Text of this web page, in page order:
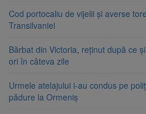
Cod portocaliu de vijelii și averse
Transilvaniei
Bărbat din Victoria, reținut după ce
ori în câteva zile
Urmele atelajului i-au condus pe
pădure la Ormeniș